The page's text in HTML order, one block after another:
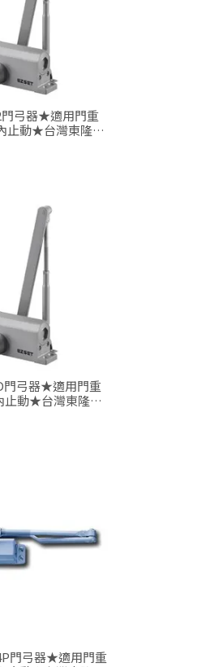
弓器★適用門重
止動★台灣東隆五
門弓器★適用門重
動★台灣東隆五
門弓器★適用門重